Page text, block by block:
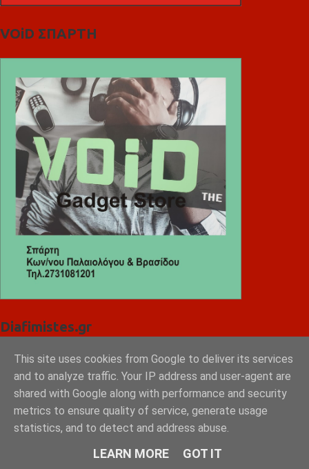
VOiD ΣΠΑΡΤΗ
Diafimistes.gr
This site uses cookies from Google to deliver its services
and to analyze traffic. Your IP address and user-agent are
shared with Google along with performance and security
metrics to ensure quality of service, generate usage
statistics, and to detect and address abuse.
LEARN MORE GOT IT